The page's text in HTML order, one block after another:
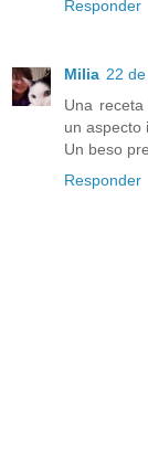
Responder
Milia 22
Una
un aspecto
Un beso
Responder